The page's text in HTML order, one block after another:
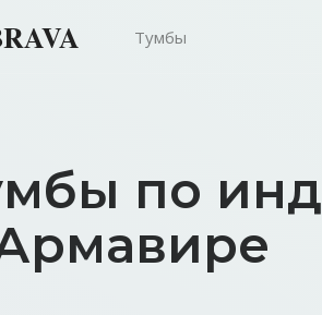
по
Тумбы